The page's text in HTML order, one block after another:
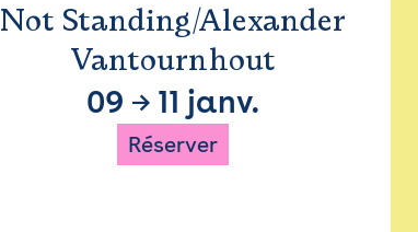
Not Standing/Alexander
Vantournhout
09 → 11 janv.
Réserver